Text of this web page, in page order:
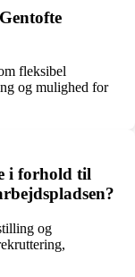
fleksibel
og mulighed for
i forhold til
og